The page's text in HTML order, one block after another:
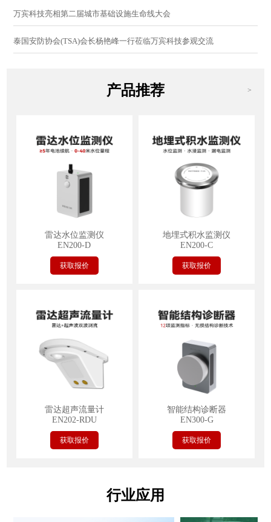
万宾科技亮相第二届城市基础设施生命线大会
泰国安防协会(TSA)会长杨艳峰一行莅临万宾科技参观交流
产品推荐 >
雷达水位监测仪
EN200-D
获取报价
地埋式积水监测仪
EN200-C
获取报价
雷达超声流量计
EN202-RDU
获取报价
智能结构诊断器
EN300-G
获取报价
行业应用